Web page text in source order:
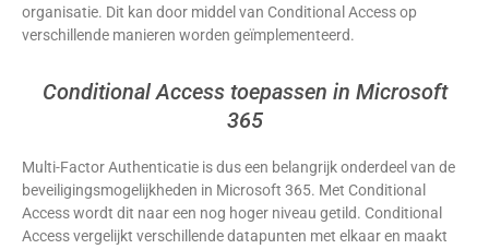
organisatie. Dit kan door middel van Conditional Access op
verschillende manieren worden geïmplementeerd.
Conditional Access toepassen in Microsoft
365
Multi-Factor Authenticatie is dus een belangrijk onderdeel van de
beveiligingsmogelijkheden in Microsoft 365. Met Conditional
Access wordt dit naar een nog hoger niveau getild. Conditional
Access vergelijkt verschillende datapunten met elkaar en maakt